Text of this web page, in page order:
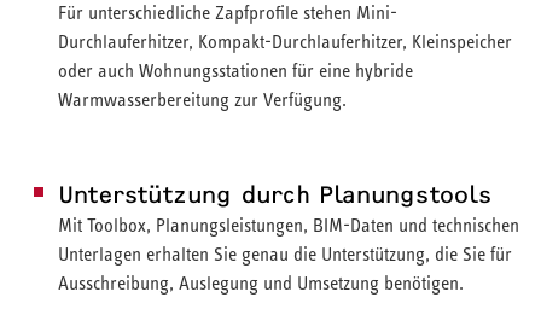
Für unterschiedliche Zapfprofile stehen Mini-
Durchlauferhitzer, Kompakt-Durchlauferhitzer, Kleinspeicher
oder auch Wohnungsstationen für eine hybride
Warmwasserbereitung zur Verfügung.
Unterstützung durch Planungstools
Mit Toolbox, Planungsleistungen, BIM-Daten und technischen
Unterlagen erhalten Sie genau die Unterstützung, die Sie für
Ausschreibung, Auslegung und Umsetzung benötigen.